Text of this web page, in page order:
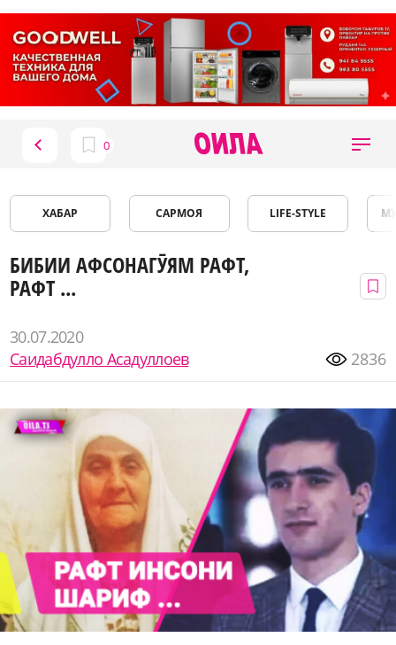
ХАБАР САРМОЯ LIFE-STYLE
БИБИИ АФСОНАГӮЯМ РАФТ,
РАФТ ...
30.07.2020
Саидабдулло Асадуллоев
2836